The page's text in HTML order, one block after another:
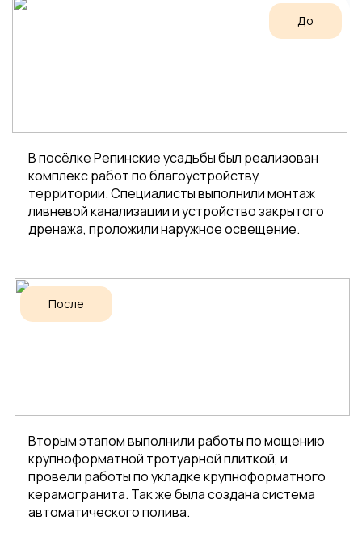
До
В посёлке Репинские усадьбы был реализован
комплекс работ по благоустройству
территории. Специалисты выполнили монтаж
ливневой канализации и устройство закрытого
дренажа, проложили наружное освещение.
После
Вторым этапом выполнили работы по мощению
крупноформатной тротуарной плиткой, и
провели работы по укладке крупноформатного
керамогранита. Так же была создана система
автоматического полива.